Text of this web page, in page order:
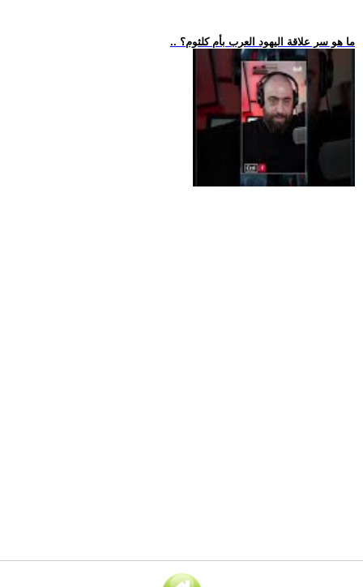
.. ما هو سر علاقة اليهود العرب بأم كلثوم؟